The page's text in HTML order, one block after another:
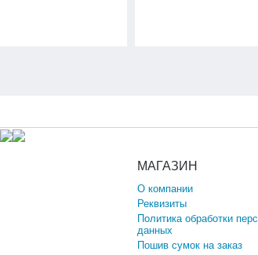
МАГАЗИН
О компании
Реквизиты
Политика обработки
данных
Пошив сумок на заказ